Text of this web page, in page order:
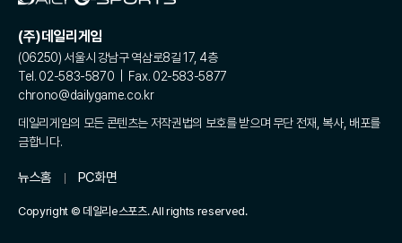
(주)데일리게임
(06250) 서울시 강남구 역삼로8길 17, 4층
Tel. 02-583-5870 | Fax. 02-583-5877
chrono@dailygame.co.kr
데일리게임의 모든 콘텐츠는 저작권법의 보호를 받으며 무단 전재, 복사, 배포를
금합니다.
뉴스홈 PC화면
Copyright © 데일리e스포츠. All rights reserved.